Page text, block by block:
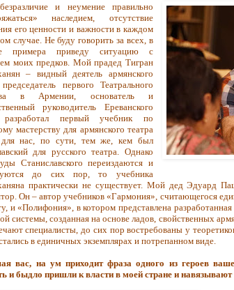
и неумение правильно
наследием, отсутствие
его ценности и важности в каждом
случае. Не буду говорить за всех, в
примера приведу ситуацию с
моих предков. Мой прадед Тигран
– видный деятель армянского
первого Театрального
в Армении, основатель и
руководитель Ереванского
первый учебник по
мастерству для армянского театра
нас, по сути, тем же, кем был
для русского театра. Однако
Станиславского переиздаются и
до сих пор, то учебника
практически не существует. Мой дед Эдуард
Он – автор учебников «Гармония», считающегося
и «Полифония», в котором представлена
системы, созданная на основе ладов, свойственных
специалисты, до сих пор востребованы у
в единичных экземплярах и потрепанном виде.
вас, на ум приходит фраза одного из героев
и быдло пришли к власти в моей стране и